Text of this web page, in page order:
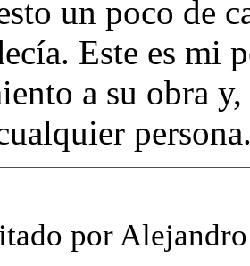
un poco de
Este es mi
a su obra
por